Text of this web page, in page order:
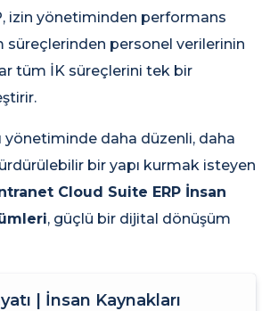
izin yönetiminden performans
süreçlerinden personel verilerinin
tüm İK süreçlerini tek bir
yönetiminde daha düzenli, daha
bir yapı kurmak isteyen
Cloud Suite ERP İnsan
, güçlü bir dijital dönüşüm
| İnsan Kaynakları